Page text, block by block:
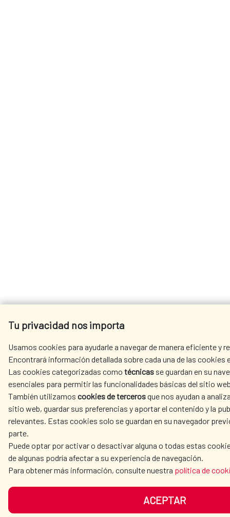
Tu privacidad nos importa
Usamos cookies para ayudarle a navegar de manera eficiente y
Encontrará información detallada sobre cada una de las cookies
Las cookies categorizadas como técnicas se guardan en su
esenciales para permitir las funcionalidades básicas del sitio
También utilizamos cookies de tercerosque nos ayudan a
sitio web, guardar sus preferencias y aportar el contenido y la
relevantes. Estas cookies solo se guardan en su navegador
parte.
Puede optar por activar o desactivar alguna o todas estas
de algunas podría afectar a su experiencia de navegación.
Para obtener más información, consulte nuestra política de
ACEPTAR